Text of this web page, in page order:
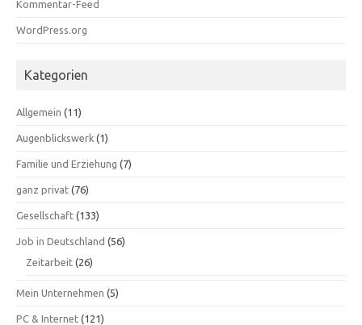
Kommentar-Feed
WordPress.org
Kategorien
Allgemein (11)
Augenblickswerk (1)
Familie und Erziehung (7)
ganz privat (76)
Gesellschaft (133)
Job in Deutschland (56)
Zeitarbeit (26)
Mein Unternehmen (5)
PC & Internet (121)